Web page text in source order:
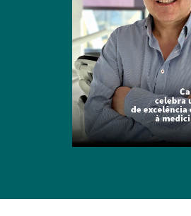
Clique para ler